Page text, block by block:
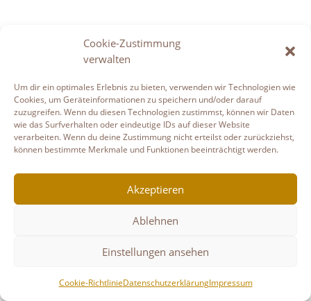
Cookie-Zustimmung
verwalten
Um dir ein optimales Erlebnis zu bieten, verwenden wir Technologien wie
Cookies, um Geräteinformationen zu speichern und/oder darauf
zuzugreifen. Wenn du diesen Technologien zustimmst, können wir Daten
wie das Surfverhalten oder eindeutige IDs auf dieser Website
verarbeiten. Wenn du deine Zustimmung nicht erteilst oder zurückziehst,
können bestimmte Merkmale und Funktionen beeinträchtigt werden.
Akzeptieren
Ablehnen
Einstellungen ansehen
Cookie-RichtlinieDatenschutzerklärungImpressum